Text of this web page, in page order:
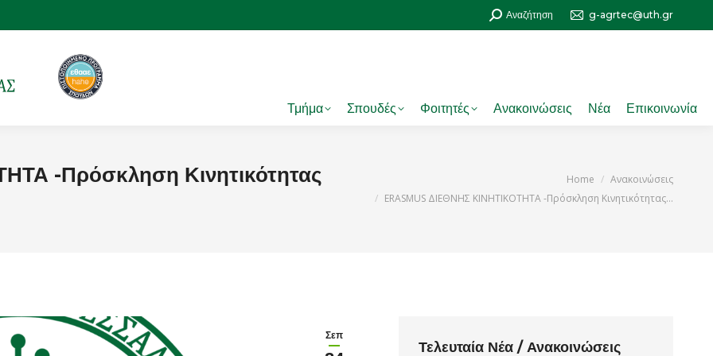
Search:
Αναζήτηση g-agrtec@uth.gr
Τμήμα Σπουδές Φοιτητές Ανακοινώσεις Νέα Επικοινωνία
-Πρόσκληση Κινητικότητας
Home
Ανακοινώσεις
ERASMUS ΔΙΕΘΝΗΣ ΚΙΝΗΤΙΚΟΤΗΤΑ -Πρόσκληση Κινητικότητας…
Σεπ
Τελευταία Νέα / Ανακοινώσεις